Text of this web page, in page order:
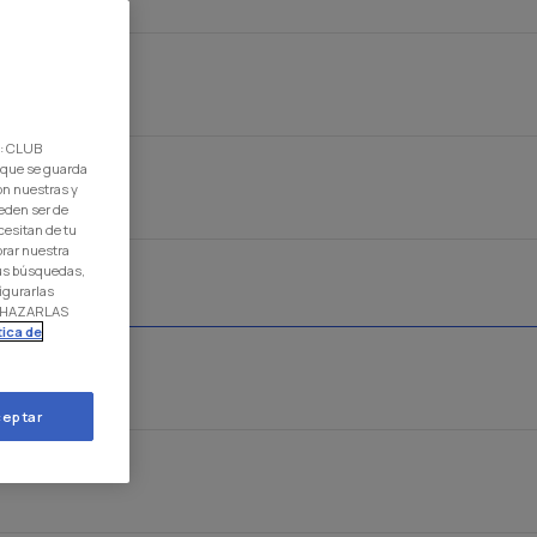
CLUB
se guarda
nuestras y
ser de
de tu
nuestra
búsquedas,
de